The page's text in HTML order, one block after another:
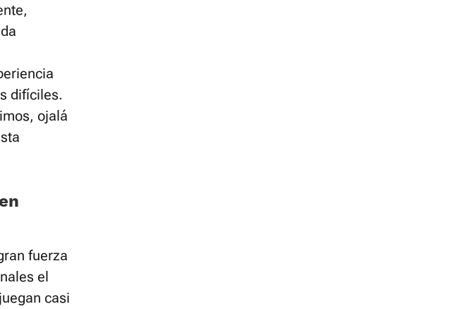
difíciles.
ojalá
fuerza
el
casi